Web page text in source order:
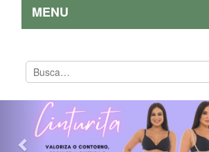
MENU
Previous